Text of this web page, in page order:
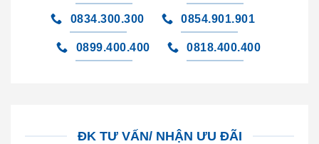
0834.300.300 0854.901.901
0899.400.400 0818.400.400
ĐK TƯ VẤN/ NHẬN ƯU ĐÃI